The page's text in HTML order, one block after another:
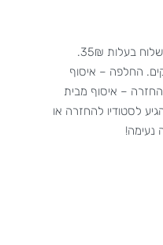
משלוח חינם בקנייה מעל 499₪. משלוח בעלות 35₪.
מגיע עד 5 ימי עסקים. החלפה – איסוף
מבית הלקוח בעלות 35₪. החזרה – איסוף מבית
להגיע לסטודיו להחזרה או
נעימה!